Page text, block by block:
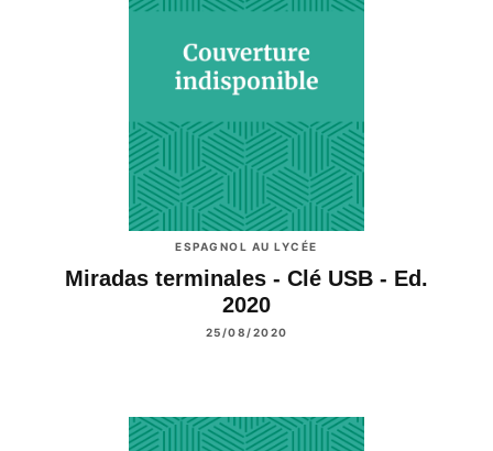
ESPAGNOL AU LYCÉE
Miradas terminales - Clé USB - Ed.
2020
25/08/2020